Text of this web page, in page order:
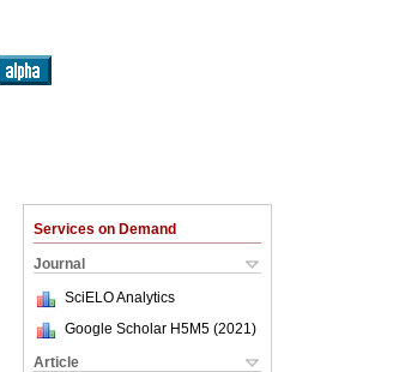
Services on Demand
Journal
SciELO Analytics
Google Scholar H5M5 (2021 )
Article